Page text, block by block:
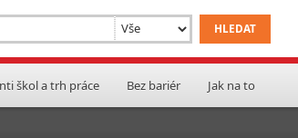
škol a trh práce Bez bariér Jak na to